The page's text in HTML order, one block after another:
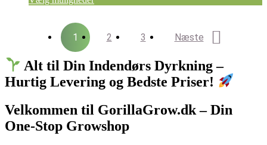
1 2 3 Næste
Alt til Din Indendørs Dyrkning –
Hurtig Levering og Bedste Priser!
Velkommen til GorillaGrow.dk – Din
One-Stop Growshop